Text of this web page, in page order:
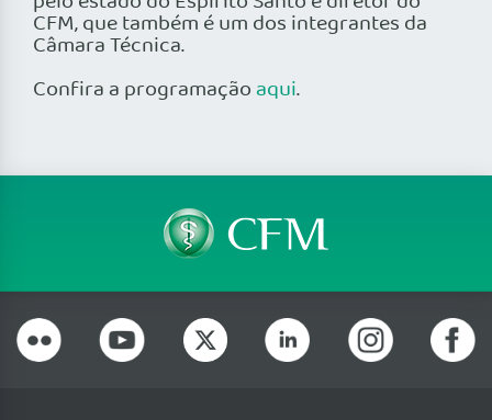
CFM, que também é um dos integrantes da
Câmara Técnica.
Confira a programaçãoaqui.